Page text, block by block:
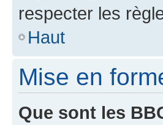
respecter les
Haut
Mise en
Que sont les